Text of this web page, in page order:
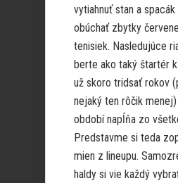
vytiahnuť stan a
obúchať zbytky
tenisiek. Nasledujúce
berte ako taký štartér
už skoro tridsať rokov
nejaký ten rôčik
období napĺňa zo
Predstavme si teda
mien z lineupu.
haldy si vie každý